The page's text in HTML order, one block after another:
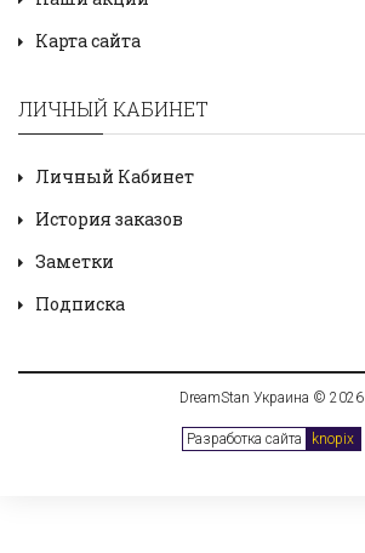
Карта сайта
ЛИЧНЫЙ КАБИНЕТ
Личный Кабинет
История заказов
Заметки
Подписка
DreamStan Украина © 2026
Разработка сайта knopix